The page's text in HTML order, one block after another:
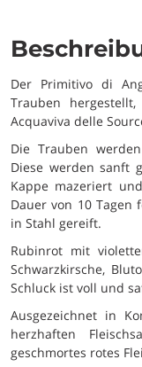
Der Primitivo di
Trauben
Acquaviva delle
Die Trauben
Diese werden sanft
Kappe mazeriert
Dauer von 10 Tagen
in Stahl gereift.
Rubinrot mit
Schwarzkirsche,
Schluck ist voll und
Ausgezeichnet in
herzhaften
geschmortes rotes